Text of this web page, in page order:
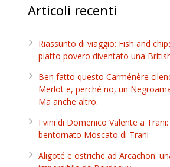
Articoli recenti
Riassunto di viaggio: Fish and
piatto povero diventato una
Ben fatto questo Carménère
Merlot e, perché no, un
Ma anche altro.
I vini di Domenico Valente a Trani:
bentornato Moscato di Trani
Aligoté e ostriche ad Arcachon: